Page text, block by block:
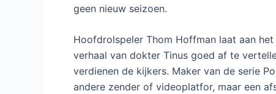
geen nieuw seizoen.
Hoofdrolspeler Thom Hoffman laat aan
verhaal van dokter Tinus goed af te
verdienen de kijkers. Maker van de serie
andere zender of videoplatfor, maar een